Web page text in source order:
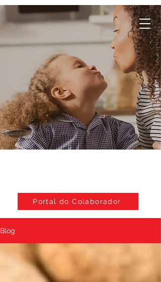
Portal do Colaborador
para a sua
Blog